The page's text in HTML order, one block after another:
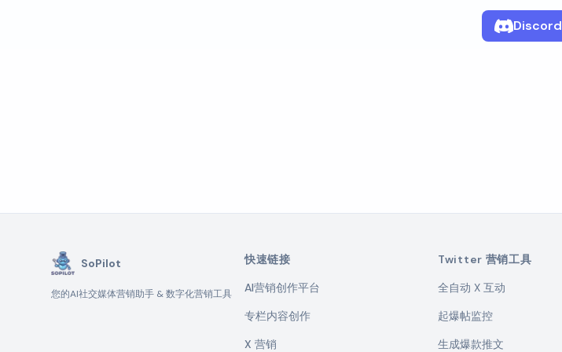
Discord
SoPilot
您的AI社交媒体营销助手 & 数字化营销工具
快速链接
AI营销创作平台
专栏内容创作
X 营销
Twitter 营销工具
全自动 X 互动
起爆帖监控
生成爆款推文